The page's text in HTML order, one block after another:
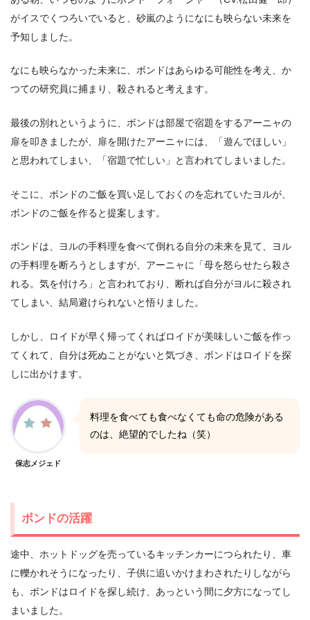
がイスでくつろいでいると、砂嵐のようになにも映らない未来を
予知しました。
なにも映らなかった未来に、ボンドはあらゆる可能性を考え、か
つての研究員に捕まり、殺されると考えます。
最後の別れというように、ボンドは部屋で宿題をするアーニャの
扉を叩きましたが、扉を開けたアーニャには、「遊んでほしい」
と思われてしまい、「宿題で忙しい」と言われてしまいました。
そこに、ボンドのご飯を買い足しておくのを忘れていたヨルが、
ボンドのご飯を作ると提案します。
ボンドは、ヨルの手料理を食べて倒れる自分の未来を見て、ヨル
の手料理を断ろうとしますが、アーニャに「母を怒らせたら殺さ
れる。気を付けろ」と言われており、断れば自分がヨルに殺され
てしまい、結局避けられないと悟りました。
しかし、ロイドが早く帰ってくればロイドが美味しいご飯を作っ
てくれて、自分は死ぬことがないと気づき、ボンドはロイドを探
しに出かけます。
保志メジェド
料理を食べても食べなくても命の危険がある
のは、絶望的でしたね（笑）
ボンドの活躍
途中、ホットドッグを売っているキッチンカーにつられたり、車
に轢かれそうになったり、子供に追いかけまわされたりしながら
も、ボンドはロイドを探し続け、あっという間に夕方になってし
まいました。